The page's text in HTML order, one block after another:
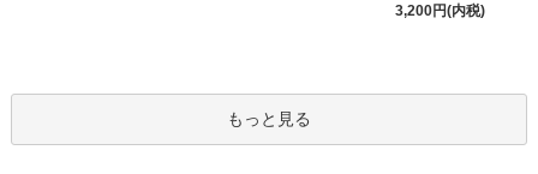
3,200円(内税)
もっと見る